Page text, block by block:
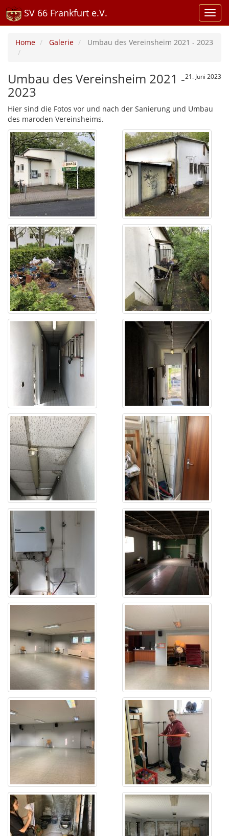
SV 66 Frankfurt e.V.
Home Galerie Umbau des Vereinsheim 2021 - 2023
21. Juni 2023
Umbau des Vereinsheim 2021 -
2023
Hier sind die Fotos vor und nach der Sanierung und Umbau
des maroden Vereinsheims.